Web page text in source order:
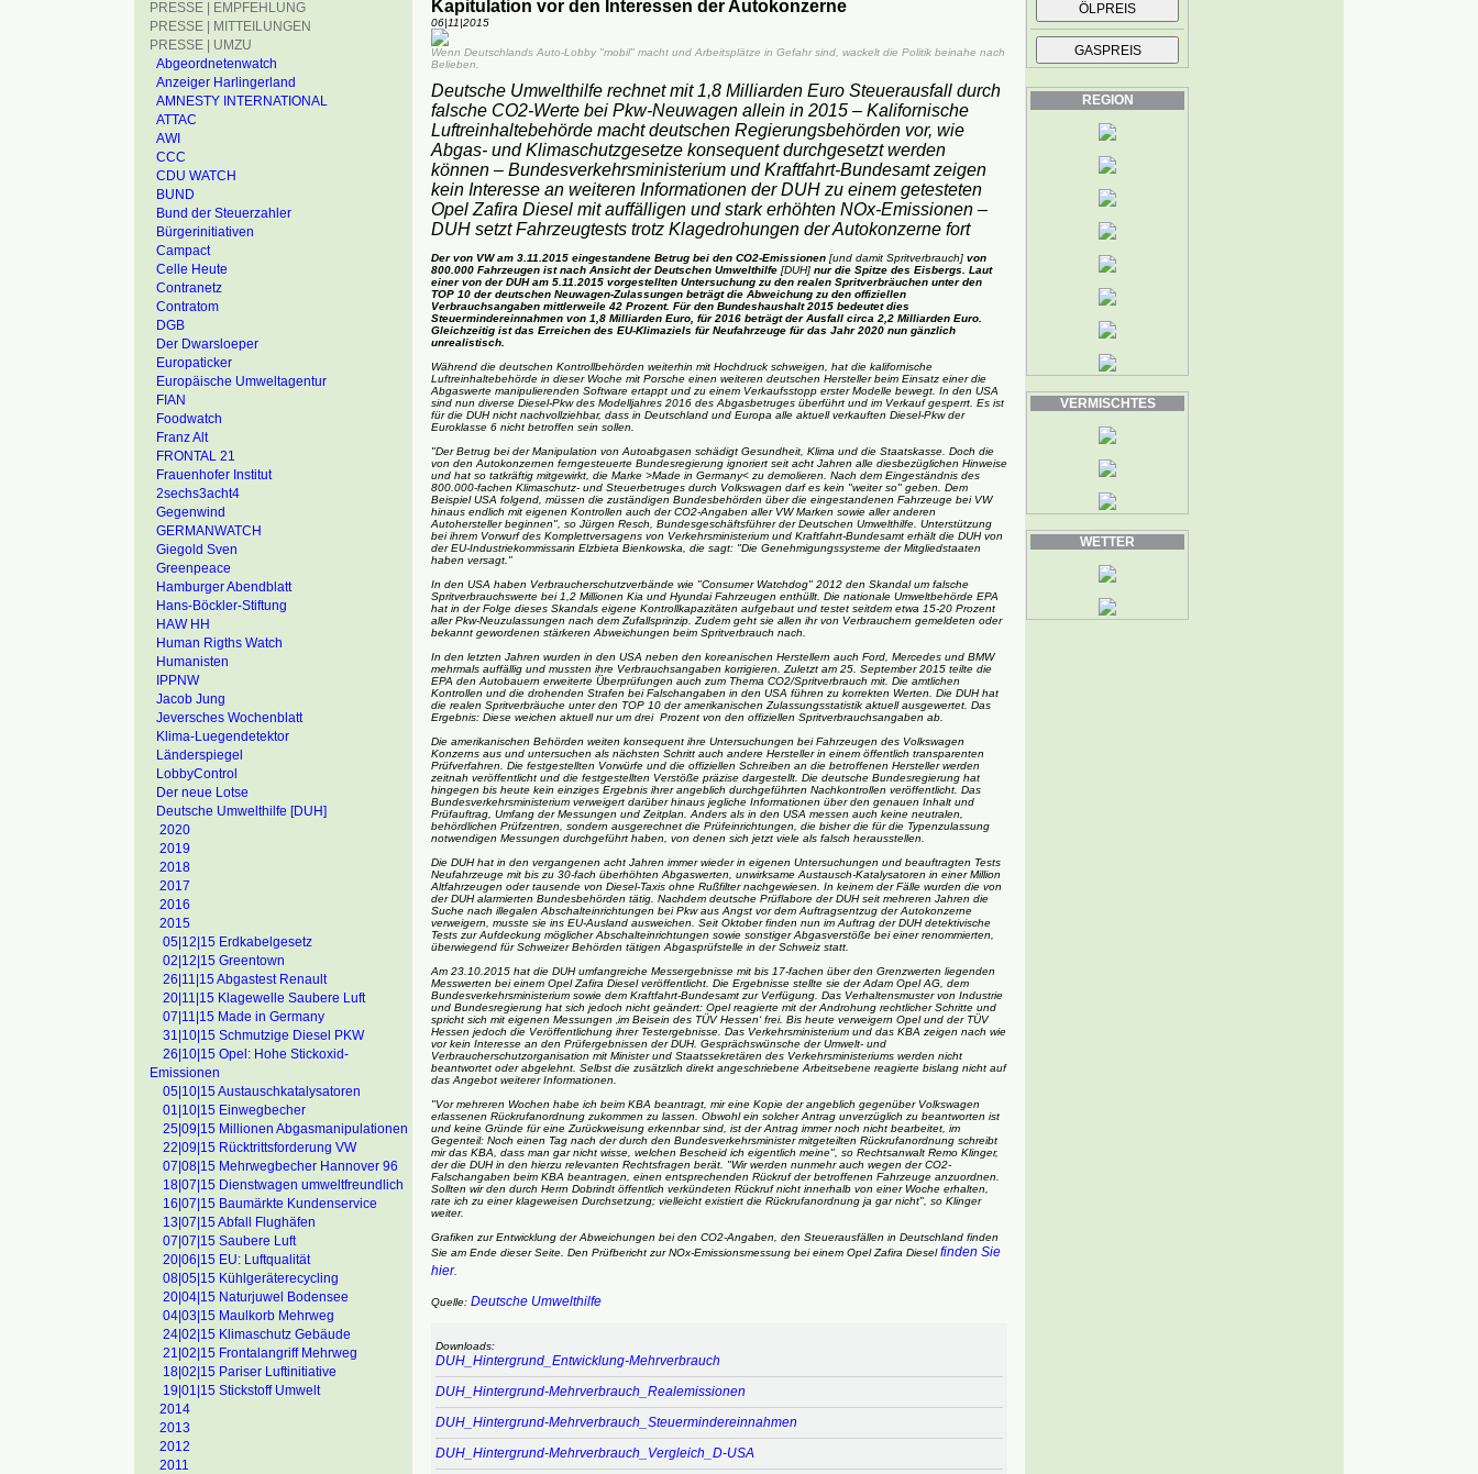
REGION
VERMISCHTES
WETTER
PRESSE | EMPFEHLUNG
PRESSE | MITTEILUNGEN
PRESSE | UMZU
Abgeordnetenwatch
Anzeiger Harlingerland
AMNESTY INTERNATIONAL
ATTAC
AWI
CCC
CDU WATCH
BUND
Bund der Steuerzahler
Bürgerinitiativen
Campact
Celle Heute
Contranetz
Contratom
DGB
Der Dwarsloeper
Europaticker
Europäische Umweltagentur
FIAN
Foodwatch
Franz Alt
FRONTAL 21
Frauenhofer Institut
2sechs3acht4
Gegenwind
GERMANWATCH
Giegold Sven
Greenpeace
Hamburger Abendblatt
Hans-Böckler-Stiftung
HAW HH
Human Rigths Watch
Humanisten
IPPNW
Jacob Jung
Jeversches Wochenblatt
Klima-Luegendetektor
Länderspiegel
LobbyControl
Der neue Lotse
Deutsche Umwelthilfe [DUH]
2020
2019
2018
2017
2016
2015
05|12|15 Erdkabelgesetz
02|12|15 Greentown
26|11|15 Abgastest Renault
20|11|15 Klagewelle Saubere Luft
07|11|15 Made in Germany
31|10|15 Schmutzige Diesel PKW
26|10|15 Opel: Hohe Stickoxid-
Emissionen
05|10|15 Austauschkatalysatoren
01|10|15 Einwegbecher
25|09|15 Millionen Abgasmanipulationen
22|09|15 Rücktrittsforderung VW
07|08|15 Mehrwegbecher Hannover 96
18|07|15 Dienstwagen umweltfreundlich
16|07|15 Baumärkte Kundenservice
13|07|15 Abfall Flughäfen
07|07|15 Saubere Luft
20|06|15 EU: Luftqualität
08|05|15 Kühlgeräterecycling
20|04|15 Naturjuwel Bodensee
04|03|15 Maulkorb Mehrweg
24|02|15 Klimaschutz Gebäude
21|02|15 Frontalangriff Mehrweg
18|02|15 Pariser Luftinitiative
19|01|15 Stickstoff Umwelt
2014
2013
2012
2011
Kapitulation vor den Interessen der Autokonzerne
06|11|2015
Wenn Deutschlands Auto-Lobby "mobil" macht und Arbeitsplätze in Gefahr sind, wackelt die Politik beinahe nach
Belieben.
Deutsche Umwelthilfe rechnet mit 1,8 Milliarden Euro Steuerausfall durch
falsche CO2-Werte bei Pkw-Neuwagen allein in 2015 – Kalifornische
Luftreinhaltebehörde macht deutschen Regierungsbehörden vor, wie
Abgas- und Klimaschutzgesetze konsequent durchgesetzt werden
können – Bundesverkehrsministerium und Kraftfahrt-Bundesamt zeigen
kein Interesse an weiteren Informationen der DUH zu einem getesteten
Opel Zafira Diesel mit auffälligen und stark erhöhten NOx-Emissionen –
DUH setzt Fahrzeugtests trotz Klagedrohungen der Autokonzerne fort
Der von VW am 3.11.2015 eingestandene Betrug bei den CO2-Emissionen [und damit Spritverbrauch]von
800.000 Fahrzeugen ist nach Ansicht der Deutschen Umwelthilfe [DUH]nur die Spitze des Eisbergs. Laut
einer von der DUH am 5.11.2015 vorgestellten Untersuchung zu den realen Spritverbräuchen unter den
TOP 10 der deutschen Neuwagen-Zulassungen beträgt die Abweichung zu den offiziellen
Verbrauchsangaben mittlerweile 42 Prozent. Für den Bundeshaushalt 2015 bedeutet dies
Steuermindereinnahmen von 1,8 Milliarden Euro, für 2016 beträgt der Ausfall circa 2,2 Milliarden Euro.
Gleichzeitig ist das Erreichen des EU-Klimaziels für Neufahrzeuge für das Jahr 2020 nun gänzlich
unrealistisch.
Während die deutschen Kontrollbehörden weiterhin mit Hochdruck schweigen, hat die kalifornische
Luftreinhaltebehörde in dieser Woche mit Porsche einen weiteren deutschen Hersteller beim Einsatz einer die
Abgaswerte manipulierenden Software ertappt und zu einem Verkaufsstopp erster Modelle bewegt. In den USA
sind nun diverse Diesel-Pkw des Modelljahres 2016 des Abgasbetruges überführt und im Verkauf gesperrt. Es ist
für die DUH nicht nachvollziehbar, dass in Deutschland und Europa alle aktuell verkauften Diesel-Pkw der
Euroklasse 6 nicht betroffen sein sollen.
"Der Betrug bei der Manipulation von Autoabgasen schädigt Gesundheit, Klima und die Staatskasse. Doch die
von den Autokonzernen ferngesteuerte Bundesregierung ignoriert seit acht Jahren alle diesbezüglichen Hinweise
und hat so tatkräftig mitgewirkt, die Marke >Made in Germany< zu demolieren. Nach dem Eingeständnis des
800.000-fachen Klimaschutz- und Steuerbetruges durch Volkswagen darf es kein "weiter so" geben. Dem
Beispiel USA folgend, müssen die zuständigen Bundesbehörden über die eingestandenen Fahrzeuge bei VW
hinaus endlich mit eigenen Kontrollen auch der CO2-Angaben aller VW Marken sowie aller anderen
Autohersteller beginnen", so Jürgen Resch, Bundesgeschäftsführer der Deutschen Umwelthilfe. Unterstützung
bei ihrem Vorwurf des Komplettversagens von Verkehrsministerium und Kraftfahrt-Bundesamt erhält die DUH von
der EU-Industriekommissarin Elzbieta Bienkowska, die sagt: "Die Genehmigungssysteme der Mitgliedstaaten
haben versagt."
In den USA haben Verbraucherschutzverbände wie "Consumer Watchdog" 2012 den Skandal um falsche
Spritverbrauchswerte bei 1,2 Millionen Kia und Hyundai Fahrzeugen enthüllt. Die nationale Umweltbehörde EPA
hat in der Folge dieses Skandals eigene Kontrollkapazitäten aufgebaut und testet seitdem etwa 15-20 Prozent
aller Pkw-Neuzulassungen nach dem Zufallsprinzip. Zudem geht sie allen ihr von Verbrauchern gemeldeten oder
bekannt gewordenen stärkeren Abweichungen beim Spritverbrauch nach.
In den letzten Jahren wurden in den USA neben den koreanischen Herstellern auch Ford, Mercedes und BMW
mehrmals auffällig und mussten ihre Verbrauchsangaben korrigieren. Zuletzt am 25. September 2015 teilte die
EPA den Autobauern erweiterte Überprüfungen auch zum Thema CO2/Spritverbrauch mit. Die amtlichen
Kontrollen und die drohenden Strafen bei Falschangaben in den USA führen zu korrekten Werten. Die DUH hat
die realen Spritverbräuche unter den TOP 10 der amerikanischen Zulassungsstatistik aktuell ausgewertet. Das
Ergebnis: Diese weichen aktuell nur um drei Prozent von den offiziellen Spritverbrauchsangaben ab.
Die amerikanischen Behörden weiten konsequent ihre Untersuchungen bei Fahrzeugen des Volkswagen
Konzerns aus und untersuchen als nächsten Schritt auch andere Hersteller in einem öffentlich transparenten
Prüfverfahren. Die festgestellten Vorwürfe und die offiziellen Schreiben an die betroffenen Hersteller werden
zeitnah veröffentlicht und die festgestellten Verstöße präzise dargestellt. Die deutsche Bundesregierung hat
hingegen bis heute kein einziges Ergebnis ihrer angeblich durchgeführten Nachkontrollen veröffentlicht. Das
Bundesverkehrsministerium verweigert darüber hinaus jegliche Informationen über den genauen Inhalt und
Prüfauftrag, Umfang der Messungen und Zeitplan. Anders als in den USA messen auch keine neutralen,
behördlichen Prüfzentren, sondern ausgerechnet die Prüfeinrichtungen, die bisher die für die Typenzulassung
notwendigen Messungen durchgeführt haben, von denen sich jetzt viele als falsch herausstellen.
Die DUH hat in den vergangenen acht Jahren immer wieder in eigenen Untersuchungen und beauftragten Tests
Neufahrzeuge mit bis zu 30-fach überhöhten Abgaswerten, unwirksame Austausch-Katalysatoren in einer Million
Altfahrzeugen oder tausende von Diesel-Taxis ohne Rußfilter nachgewiesen. In keinem der Fälle wurden die von
der DUH alarmierten Bundesbehörden tätig. Nachdem deutsche Prüflabore der DUH seit mehreren Jahren die
Suche nach illegalen Abschalteinrichtungen bei Pkw aus Angst vor dem Auftragsentzug der Autokonzerne
verweigern, musste sie ins EU-Ausland ausweichen. Seit Oktober finden nun im Auftrag der DUH detektivische
Tests zur Aufdeckung möglicher Abschalteinrichtungen sowie sonstiger Abgasverstöße bei einer renommierten,
überwiegend für Schweizer Behörden tätigen Abgasprüfstelle in der Schweiz statt.
Am 23.10.2015 hat die DUH umfangreiche Messergebnisse mit bis 17-fachen über den Grenzwerten liegenden
Messwerten bei einem Opel Zafira Diesel veröffentlicht. Die Ergebnisse stellte sie der Adam Opel AG, dem
Bundesverkehrsministerium sowie dem Kraftfahrt-Bundesamt zur Verfügung. Das Verhaltensmuster von Industrie
und Bundesregierung hat sich jedoch nicht geändert: Opel reagierte mit der Androhung rechtlicher Schritte und
spricht sich mit eigenen Messungen ‚im Beisein des TÜV Hessen‘ frei. Bis heute verweigern Opel und der TÜV
Hessen jedoch die Veröffentlichung ihrer Testergebnisse. Das Verkehrsministerium und das KBA zeigen nach wie
vor kein Interesse an den Prüfergebnissen der DUH. Gesprächswünsche der Umwelt- und
Verbraucherschutzorganisation mit Minister und Staatssekretären des Verkehrsministeriums werden nicht
beantwortet oder abgelehnt. Selbst die zusätzlich direkt angeschriebene Arbeitsebene reagierte bislang nicht auf
das Angebot weiterer Informationen.
"Vor mehreren Wochen habe ich beim KBA beantragt, mir eine Kopie der angeblich gegenüber Volkswagen
erlassenen Rückrufanordnung zukommen zu lassen. Obwohl ein solcher Antrag unverzüglich zu beantworten ist
und keine Gründe für eine Zurückweisung erkennbar sind, ist der Antrag immer noch nicht bearbeitet, im
Gegenteil: Noch einen Tag nach der durch den Bundesverkehrsminister mitgeteilten Rückrufanordnung schreibt
mir das KBA, dass man gar nicht wisse, welchen Bescheid ich eigentlich meine", so Rechtsanwalt Remo Klinger,
der die DUH in den hierzu relevanten Rechtsfragen berät. "Wir werden nunmehr auch wegen der CO2-
Falschangaben beim KBA beantragen, einen entsprechenden Rückruf der betroffenen Fahrzeuge anzuordnen.
Sollten wir den durch Herrn Dobrindt öffentlich verkündeten Rückruf nicht innerhalb von einer Woche erhalten,
rate ich zu einer klageweisen Durchsetzung; vielleicht existiert die Rückrufanordnung ja gar nicht", so Klinger
weiter.
Grafiken zur Entwicklung der Abweichungen bei den CO2-Angaben, den Steuerausfällen in Deutschland finden
Sie am Ende dieser Seite. Den Prüfbericht zur NOx-Emissionsmessung bei einem Opel Zafira Dieselfinden Sie
hier.
Quelle: Deutsche Umwelthilfe
Downloads:
DUH_Hintergrund_Entwicklung-Mehrverbrauch
DUH_Hintergrund-Mehrverbrauch_Realemissionen
DUH_Hintergrund-Mehrverbrauch_Steuermindereinnahmen
DUH_Hintergrund-Mehrverbrauch_Vergleich_D-USA